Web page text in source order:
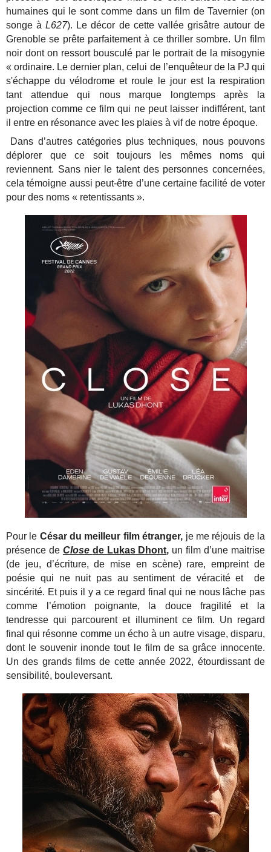
humaines qui le sont comme dans un film de Tavernier (on
songe à L627). Le décor de cette vallée grisâtre autour de
Grenoble se prête parfaitement à ce thriller sombre. Un film
noir dont on ressort bousculé par le portrait de la misogynie
« ordinaire. Le dernier plan, celui de l’enquêteur de la PJ qui
s'échappe du vélodrome et roule le jour est la respiration
tant attendue qui nous marque longtemps après la
projection comme ce film qui ne peut laisser indifférent, tant
il entre en résonance avec les plaies à vif de notre époque.
Dans d’autres catégories plus techniques, nous pouvons
déplorer que ce soit toujours les mêmes noms qui
reviennent. Sans nier le talent des personnes concernées,
cela témoigne aussi peut-être d’une certaine facilité de voter
pour des noms « retentissants ».
Pour le César du meilleur film étranger, je me réjouis de la
présence de Close de Lukas Dhont, un film d’une maitrise
(de jeu, d’écriture, de mise en scène) rare, empreint de
poésie qui ne nuit pas au sentiment de véracité et de
sincérité. Et puis il y a ce regard final qui ne nous lâche pas
comme l’émotion poignante, la douce fragilité et la
tendresse qui parcourent et illuminent ce film. Un regard
final qui résonne comme un écho à un autre visage, disparu,
dont le souvenir inonde tout le film de sa grâce innocente.
Un des grands films de cette année 2022, étourdissant de
sensibilité, bouleversant.